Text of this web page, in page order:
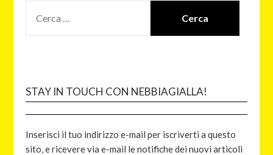
STAY IN TOUCH CON NEBBIAGIALLA!
Inserisci il tuo indirizzo e-mail per iscriverti a questo
sito, e ricevere via e-mail le notifiche dei nuovi articoli